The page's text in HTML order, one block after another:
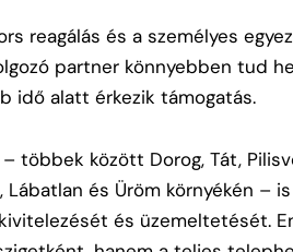
reagálás és a személyes
partner könnyebben tud
idő alatt érkezik támogatás.
többek között Dorog, Tát,
Lábatlan és Üröm környékén –
és üzemeltetését.